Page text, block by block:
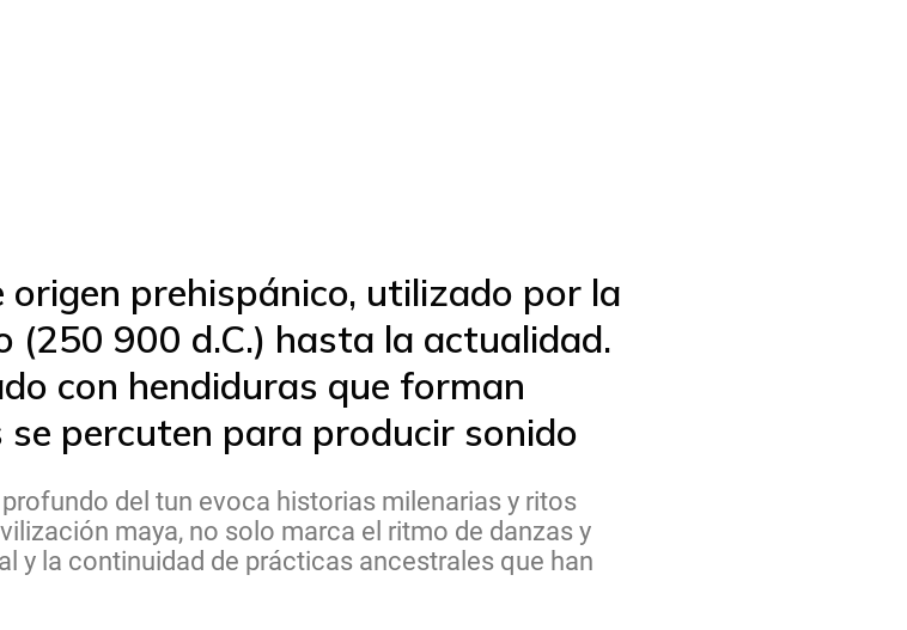
prehispánico, utilizado por la
(250 900 d.C.) hasta la actualidad.
con hendiduras que forman
percuten para producir sonido
del tun evoca historias milenarias y ritos
maya, no solo marca el ritmo de danzas y
y la continuidad de prácticas ancestrales que han